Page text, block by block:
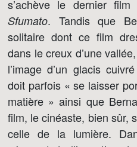
s’achève le dernier
Sfumato. Tandis que
solitaire dont ce film
dans le creux d’une
l’image d’un glacis
doit parfois « se laisser
matière » ainsi que
film, le cinéaste, bien sûr,
celle de la lumière.